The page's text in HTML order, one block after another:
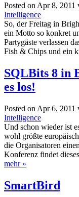
Posted on Apr 8, 2011
Intelligence
So, der Freitag in
ein Motto so konkret
Partygäste verlassen
Fish & Chips und ein
SQLBits 8 in
es los!
Posted on Apr 6, 2011
Intelligence
Und schon wieder ist
wohl größte
die Organisatoren
Konferenz findet
mehr »
SmartBird